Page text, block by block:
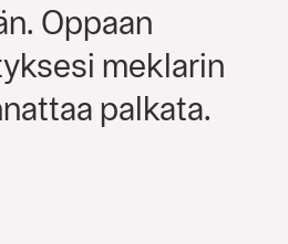
Oppaan
meklarin
palkata.